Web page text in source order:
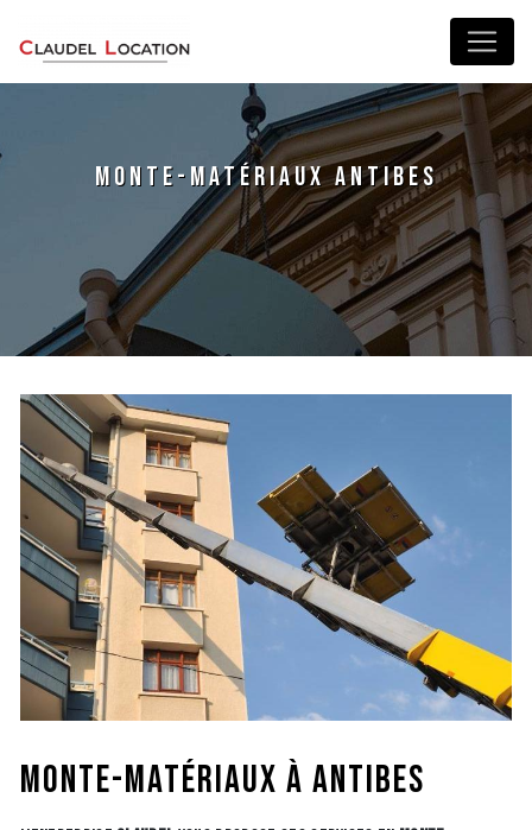
monte-matériaux Antibes
monte-matériaux à Antibes